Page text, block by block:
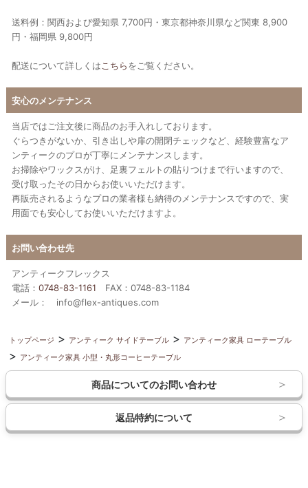
送料例：関西および愛知県 7,700円・東京都神奈川県など関東 8,900
円・福岡県 9,800円
配送について詳しくは こちらをご覧ください。
安心のメンテナンス
当店ではご注文後に商品のお手入れしております。
ぐらつきがないか、引き出しや扉の開閉チェックなど、経験豊富なア
ンティークのプロが丁寧にメンテナンスします。
お掃除やワックスがけ、足裏フェルトの貼りつけまで行いますので、
受け取ったその日からお使いいただけます。
再販売されるようなプロの業者様も納得のメンテナンスですので、実
用面でも安心してお使いいただけますよ。
お問い合わせ先
アンティークフレックス
電話： 0748-83-1161 FAX：0748-83-1184
メール： info@flex-antiques.com
トップページ アンティーク サイドテーブル
アンティーク家具 ローテーブル
アンティーク家具 小型・丸形コーヒーテーブル
商品についてのお問い合わせ
返品特約について